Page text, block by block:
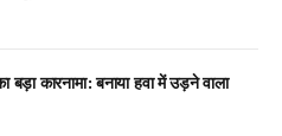
बड़ा कारनामा: बनाया हवा में उड़ने वाला